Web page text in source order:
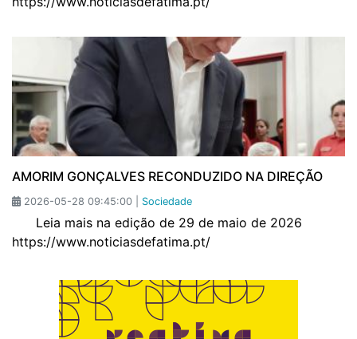
AMORIM GONÇALVES RECONDUZIDO NA DIREÇÃO
2026-05-28 09:45:00 | Sociedade
Leia mais na edição de 29 de maio de 2026
https://www.noticiasdefatima.pt/